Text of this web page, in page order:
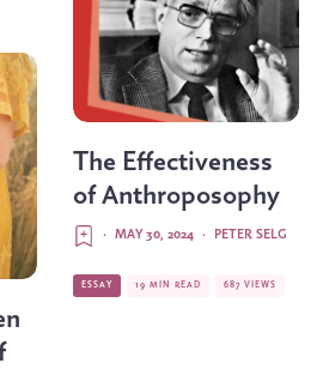
The Effectiveness
of Anthroposophy
PETER SELG
·
MAY 30, 2024
·
ESSAY 19 MIN READ 687 VIEWS